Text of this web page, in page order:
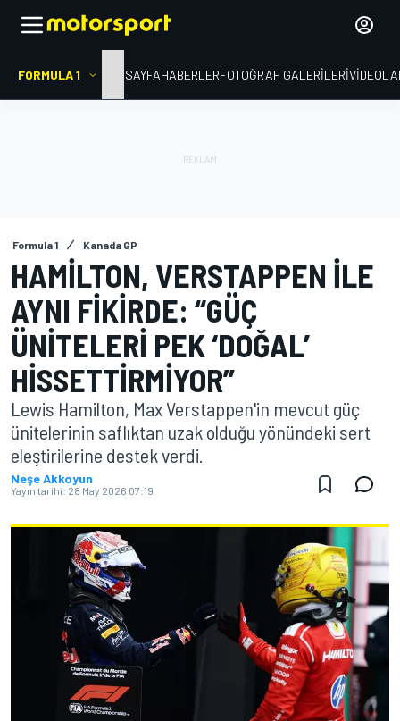
FORMULA 1 ANA SAYFAHABERLERFOTOĞRAF GALERILERI
Formula 1 Kanada GP
HAMILTON, VERSTAPPEN ILE
AYNI FIKIRDE: “GÜÇ
ÜNITELERI PEK ‘DOĞAL’
HISSETTIRMIYOR”
Lewis Hamilton, Max Verstappen'in mevcut güç
ünitelerinin saflıktan uzak olduğu yönündeki sert
eleştirilerine destek verdi.
Neşe Akkoyun
Yayın tarihi: 28 May 2026 07:19